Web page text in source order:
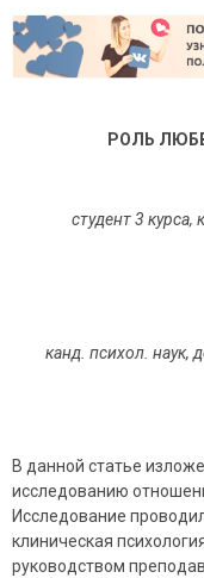
РОЛЬ
студент 3
канд. психол. наук,
В данной статье
исследованию
Исследование
клиническая
руководством